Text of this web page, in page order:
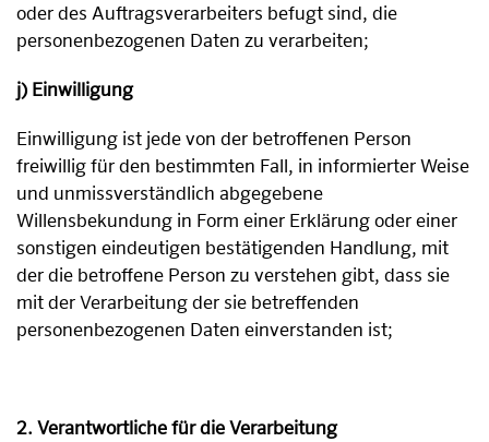
oder des Auftragsverarbeiters befugt sind, die
personenbezogenen Daten zu verarbeiten;
j) Einwilligung
Einwilligung ist jede von der betroffenen Person
freiwillig für den bestimmten Fall, in informierter Weise
und unmissverständlich abgegebene
Willensbekundung in Form einer Erklärung oder einer
sonstigen eindeutigen bestätigenden Handlung, mit
der die betroffene Person zu verstehen gibt, dass sie
mit der Verarbeitung der sie betreffenden
personenbezogenen Daten einverstanden ist;
2. Verantwortliche für die Verarbeitung